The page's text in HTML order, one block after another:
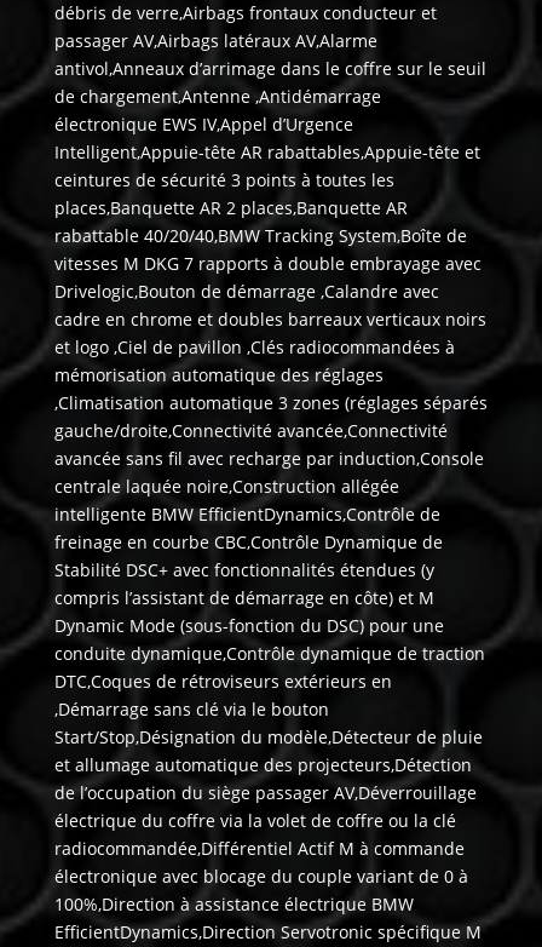
débris de verre,Airbags frontaux conducteur et
passager AV,Airbags latéraux AV,Alarme
antivol,Anneaux d’arrimage dans le coffre sur le seuil
de chargement,Antenne ,Antidémarrage
électronique EWS IV,Appel d’Urgence
Intelligent,Appuie-tête AR rabattables,Appuie-tête et
ceintures de sécurité 3 points à toutes les
places,Banquette AR 2 places,Banquette AR
rabattable 40/20/40,BMW Tracking System,Boîte de
vitesses M DKG 7 rapports à double embrayage avec
Drivelogic,Bouton de démarrage ,Calandre avec
cadre en chrome et doubles barreaux verticaux noirs
et logo ,Ciel de pavillon ,Clés radiocommandées à
mémorisation automatique des réglages
,Climatisation automatique 3 zones (réglages séparés
gauche/droite,Connectivité avancée,Connectivité
avancée sans fil avec recharge par induction,Console
centrale laquée noire,Construction allégée
intelligente BMW EfficientDynamics,Contrôle de
freinage en courbe CBC,Contrôle Dynamique de
Stabilité DSC+ avec fonctionnalités étendues (y
compris l’assistant de démarrage en côte) et M
Dynamic Mode (sous-fonction du DSC) pour une
conduite dynamique,Contrôle dynamique de traction
DTC,Coques de rétroviseurs extérieurs en
,Démarrage sans clé via le bouton
Start/Stop,Désignation du modèle,Détecteur de pluie
et allumage automatique des projecteurs,Détection
de l’occupation du siège passager AV,Déverrouillage
électrique du coffre via la volet de coffre ou la clé
radiocommandée,Différentiel Actif M à commande
électronique avec blocage du couple variant de 0 à
100%,Direction à assistance électrique BMW
EfficientDynamics,Direction Servotronic spécifique M